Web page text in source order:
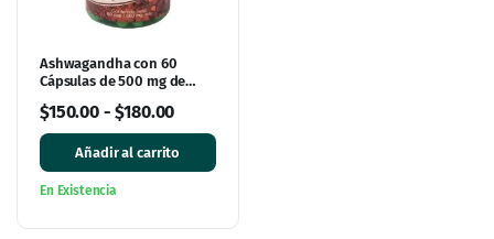
Ashwagandha con 60
Cápsulas de 500 mg de
$150.00-$180.00
Añadir al carrito
En Existencia